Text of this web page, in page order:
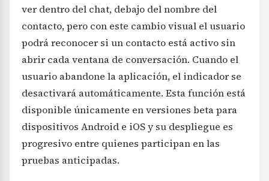
ver dentro del chat, debajo del nombre del
contacto, pero con este cambio visual el usuario
podrá reconocer si un contacto está activo sin
abrir cada ventana de conversación. Cuando el
usuario abandone la aplicación, el indicador se
desactivará automáticamente. Esta función está
disponible únicamente en versiones beta para
dispositivos Android e iOS y su despliegue es
progresivo entre quienes participan en las
pruebas anticipadas.